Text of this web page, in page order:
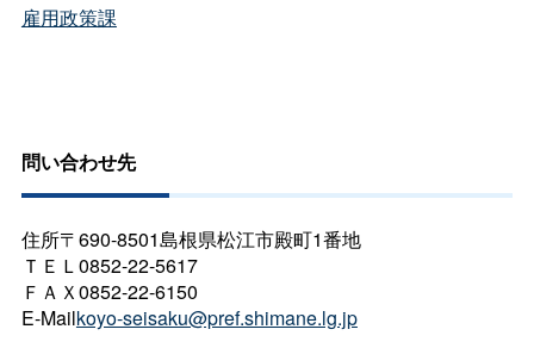
雇用政策課
問い合わせ先
住所〒690-8501島根県松江市殿町1番地
ＴＥＬ0852-22-5617
ＦＡＸ0852-22-6150
E-Mailkoyo-seisaku@pref.shimane.lg.jp